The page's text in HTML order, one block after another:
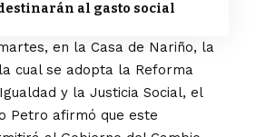
al gasto social
en la Casa de Nariño, la
cual se adopta la Reforma
y la Justicia Social, el
Petro afirmó que este